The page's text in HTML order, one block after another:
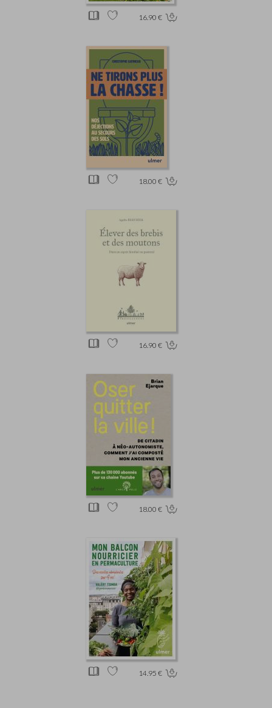
16.90 €
18.00 €
16.90 €
18.00 €
14.95 €